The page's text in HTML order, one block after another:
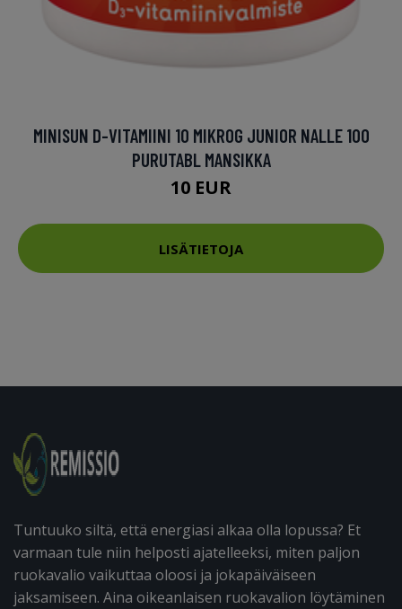
MINISUN D-VITAMIINI 10 MIKROG JUNIOR NALLE 100
PURUTABL MANSIKKA
10 EUR
LISÄTIETOJA
Tuntuuko siltä, että energiasi alkaa olla lopussa? Et
varmaan tule niin helposti ajatelleeksi, miten paljon
ruokavalio vaikuttaa oloosi ja jokapäiväiseen
jaksamiseen. Aina oikeanlaisen ruokavalion löytäminen